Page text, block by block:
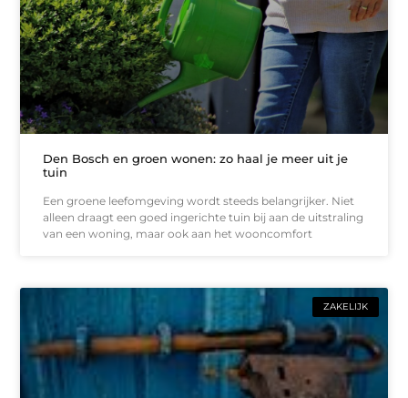
Den Bosch en groen wonen: zo haal je meer uit je
tuin
Een groene leefomgeving wordt steeds belangrijker. Niet
alleen draagt een goed ingerichte tuin bij aan de uitstraling
van een woning, maar ook aan het wooncomfort
ZAKELIJK